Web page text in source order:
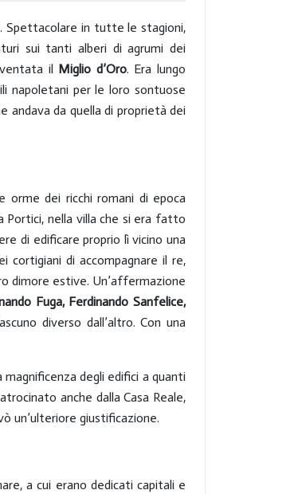
Spettacolare in tutte le stagioni,
sui tanti alberi di agrumi dei
il Miglio d’Oro. Era lungo
napoletani per le loro sontuose
andava da quella di proprietà dei
orme dei ricchi romani di epoca
Portici, nella villa che si era fatto
di edificare proprio lì vicino una
cortigiani di accompagnare il re,
dimore estive. Un’affermazione
Fuga, Ferdinando Sanfelice,
diverso dall’altro. Con una
degli edifici a quanti
anche dalla Casa Reale,
un’ulteriore giustificazione.
a cui erano dedicati capitali e